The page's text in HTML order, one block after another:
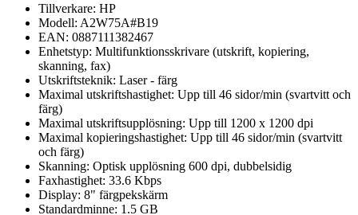
Tillverkare: HP
Modell: A2W75A#B19
EAN: 0887111382467
Enhetstyp: Multifunktionsskrivare (utskrift, kopiering,
skanning, fax)
Utskriftsteknik: Laser - färg
Maximal utskriftshastighet: Upp till 46 sidor/min (svartvitt och
färg)
Maximal utskriftsupplösning: Upp till 1200 x 1200 dpi
Maximal kopieringshastighet: Upp till 46 sidor/min (svartvitt
och färg)
Skanning: Optisk upplösning 600 dpi, dubbelsidig
Faxhastighet: 33.6 Kbps
Display: 8" färgpekskärm
Standardminne: 1.5 GB